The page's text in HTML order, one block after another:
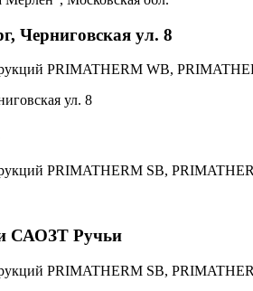
Черниговская ул. 8
PRIMATHERM WB,
PRIMATHERM SB,
САОЗТ Ручьи
PRIMATHERM SB,